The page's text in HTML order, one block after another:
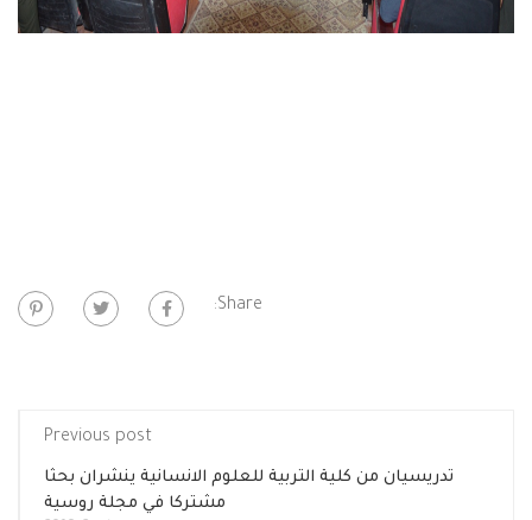
Share:
Previous post
تدريسيان من كلية التربية للعلوم الانسانية ينشران بحثا
مشتركا في مجلة روسية